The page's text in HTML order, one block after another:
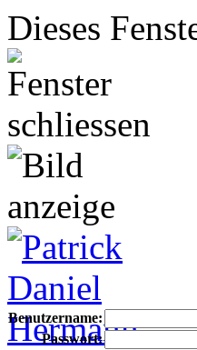
Dieses
Benutzername:
Passwort: